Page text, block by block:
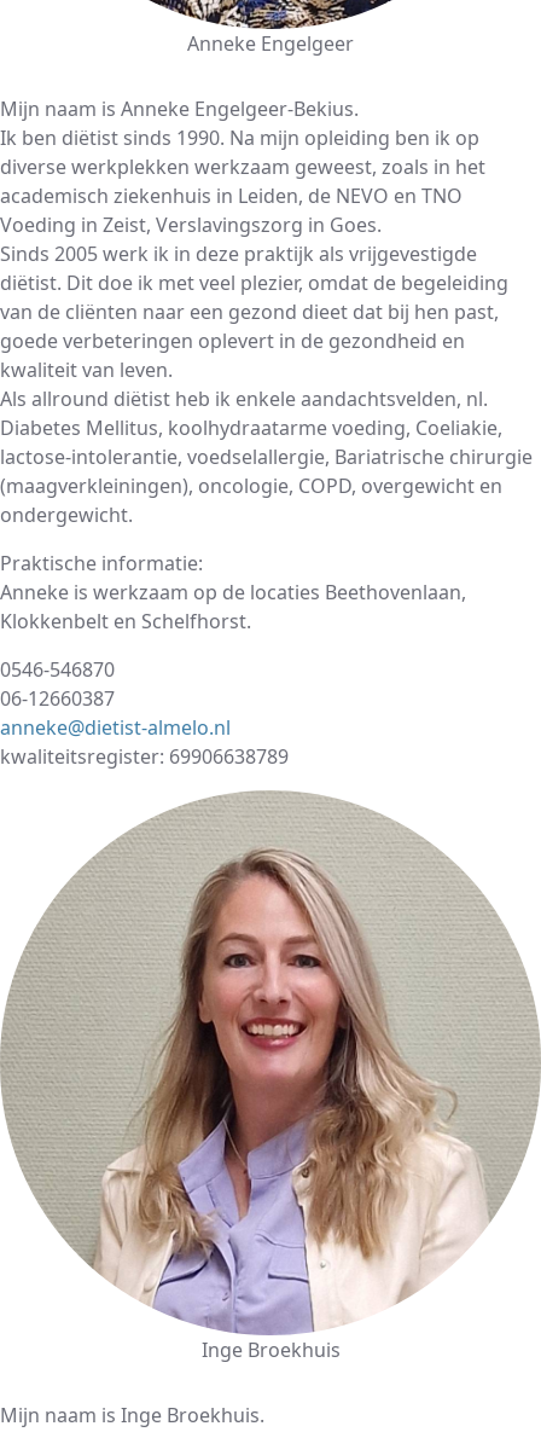
Anneke Engelgeer
Mijn naam is Anneke Engelgeer-Bekius.
Ik ben diëtist sinds 1990. Na mijn opleiding ben ik op
diverse werkplekken werkzaam geweest, zoals in het
academisch ziekenhuis in Leiden, de NEVO en TNO
Voeding in Zeist, Verslavingszorg in Goes.
Sinds 2005 werk ik in deze praktijk als vrijgevestigde
diëtist. Dit doe ik met veel plezier, omdat de begeleiding
van de cliënten naar een gezond dieet dat bij hen past,
goede verbeteringen oplevert in de gezondheid en
kwaliteit van leven.
Als allround diëtist heb ik enkele aandachtsvelden, nl.
Diabetes Mellitus, koolhydraatarme voeding, Coeliakie,
lactose-intolerantie, voedselallergie, Bariatrische chirurgie
(maagverkleiningen), oncologie, COPD, overgewicht en
ondergewicht.
Praktische informatie:
Anneke is werkzaam op de locaties Beethovenlaan,
Klokkenbelt en Schelfhorst.
0546-546870
06-12660387
anneke@dietist-almelo.nl
kwaliteitsregister: 69906638789
Inge Broekhuis
Mijn naam is Inge Broekhuis.